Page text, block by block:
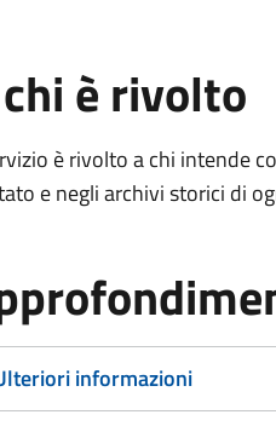
è rivolto
è rivolto a chi intende
e negli archivi storici di
informazioni